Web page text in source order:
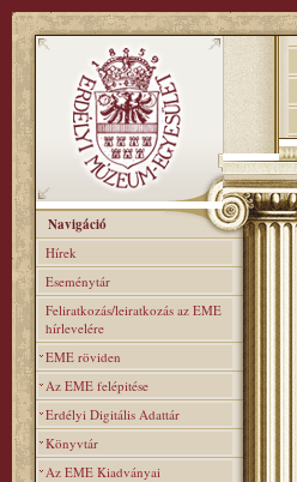
Navigáció
Hírek
Eseménytár
Feliratkozás/leiratkozás az EME
hírlevelére
EME röviden
Az EME felépitése
Erdélyi Digitális Adattár
Könyvtár
Az EME Kiadványai